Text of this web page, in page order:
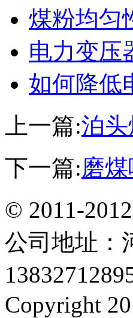
煤粉均匀
电力变压
如何降低
上一篇:泊
下一篇:磨
© 2011-2012
公司地址
Copyright